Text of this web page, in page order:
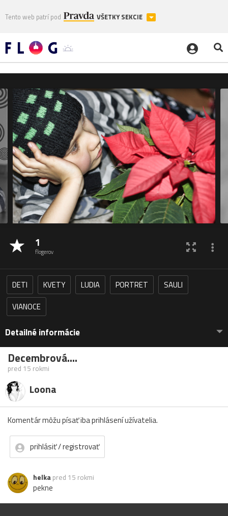
Tento web patrí pod VŠETKY SEKCIE
1
flogerov
DETI KVETY LUDIA PORTRET
SAULI
VIANOCE
Detailné informácie
Decembrová....
pred 15 rokmi
Loona
Komentár môžu písať iba prihlásení užívatelia.
prihlásiť / registrovať
helka pred 15 rokmi
pekne